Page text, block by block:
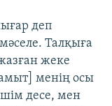
деп
Талқыға
жеке
менің осы
десе, мен